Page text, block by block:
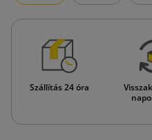
Szállítás 24 óra